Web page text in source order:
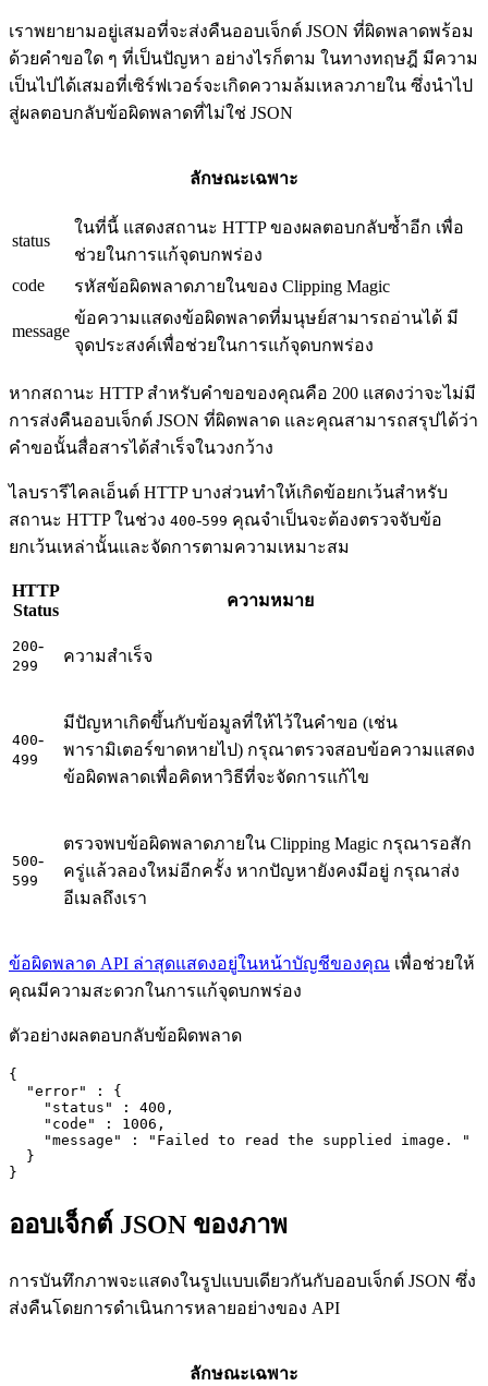
เราพยายามอยู่เสมอที่จะส่งคืนออบเจ็กต์ JSON ที่ผิดพลาดพร้อม
ด้วยคำขอใด ๆ ที่เป็นปัญหา อย่างไรก็ตาม ในทางทฤษฎี มีความ
เป็นไปได้เสมอที่เซิร์ฟเวอร์จะเกิดความล้มเหลวภายใน ซึ่งนำไป
สู่ผลตอบกลับข้อผิดพลาดที่ไม่ใช่ JSON
ลักษณะเฉพาะ
status
ในที่นี้ แสดงสถานะ HTTP ของผลตอบกลับซ้ำอีก เพื่อ
ช่วยในการแก้จุดบกพร่อง
code
รหัสข้อผิดพลาดภายในของ Clipping Magic
message
ข้อความแสดงข้อผิดพลาดที่มนุษย์สามารถอ่านได้ มี
จุดประสงค์เพื่อช่วยในการแก้จุดบกพร่อง
หากสถานะ HTTP สำหรับคำขอของคุณคือ 200 แสดงว่าจะไม่มี
การส่งคืนออบเจ็กต์ JSON ที่ผิดพลาด และคุณสามารถสรุปได้ว่า
คำขอนั้นสื่อสารได้สำเร็จในวงกว้าง
ไลบรารีไคลเอ็นต์ HTTP บางส่วนทำให้เกิดข้อยกเว้นสำหรับ
สถานะ HTTP ในช่วง 400-599 คุณจำเป็นจะต้องตรวจจับข้อ
ยกเว้นเหล่านั้นและจัดการตามความเหมาะสม
HTTP
Status
ความหมาย
200-
299
ความสำเร็จ
400-
499
มีปัญหาเกิดขึ้นกับข้อมูลที่ให้ไว้ในคำขอ (เช่น
พารามิเตอร์ขาดหายไป) กรุณาตรวจสอบข้อความแสดง
ข้อผิดพลาดเพื่อคิดหาวิธีที่จะจัดการแก้ไข
500-
599
ตรวจพบข้อผิดพลาดภายใน Clipping Magic กรุณารอสัก
ครู่แล้วลองใหม่อีกครั้ง หากปัญหายังคงมีอยู่ กรุณาส่ง
อีเมลถึงเรา
ข้อผิดพลาด API ล่าสุดแสดงอยู่ในหน้าบัญชีของคุณ เพื่อช่วยให้
คุณมีความสะดวกในการแก้จุดบกพร่อง
ตัวอย่างผลตอบกลับข้อผิดพลาด
{
  "error" : {
    "status" : 400,
    "code" : 1006,
    "message" : "Failed to read the supplied image. "
  }
}
ออบเจ็กต์ JSON ของภาพ
การบันทึกภาพจะแสดงในรูปแบบเดียวกันกับออบเจ็กต์ JSON ซึ่ง
ส่งคืนโดยการดำเนินการหลายอย่างของ API
ลักษณะเฉพาะ